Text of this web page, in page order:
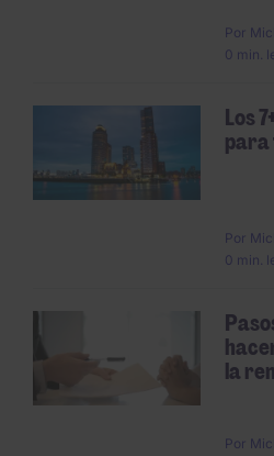
Por
0 min.
Los
Por
0 min.
la
Por